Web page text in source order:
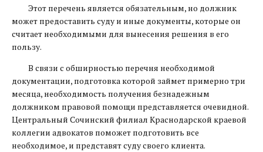
Этот перечень является обязательным, но должник
может предоставить суду и иные документы, которые он
считает необходимыми для вынесения решения в его
пользу.
В связи с обширностью перечня необходимой
документации, подготовка которой займет примерно три
месяца, необходимость получения безнадежным
должником правовой помощи представляется очевидной.
Центральный Сочинский филиал Краснодарской краевой
коллегии адвокатов поможет подготовить все
необходимое, и представят суду своего клиента.